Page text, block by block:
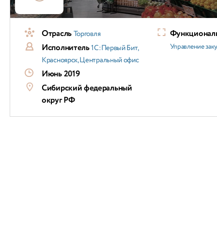
ОтрасльТорговля
Исполнитель1С:Первый Бит,
Красноярск, Центральный офис
Июнь 2019
Сибирский федеральный
округ РФ
Управление